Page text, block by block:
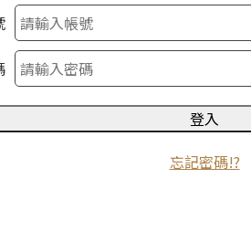
登入
忘記密碼!?